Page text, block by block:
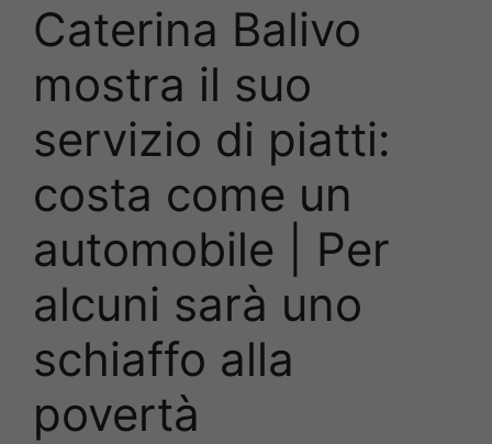
Caterina Balivo
mostra il suo
servizio di piatti:
costa come un
automobile | Per
alcuni sarà uno
schiaffo alla
povertà